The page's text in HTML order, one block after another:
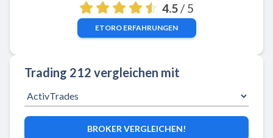
4.5 / 5
ETORO ERFAHRUNGEN
Trading 212 vergleichen mit
BROKER VERGLEICHEN!